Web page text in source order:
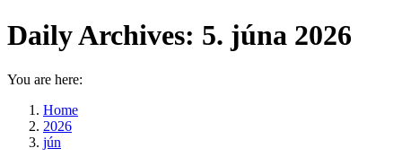
Daily Archives: 5. júna 2026
You are here:
Home
2026
jún